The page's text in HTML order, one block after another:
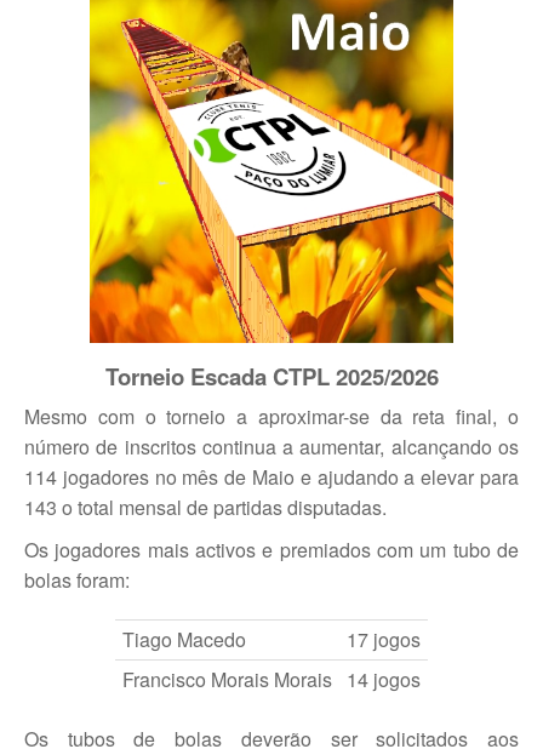
Torneio Escada CTPL 2025/2026
Mesmo com o torneio a aproximar-se da reta final, o
número de inscritos continua a aumentar, alcançando os
114 jogadores no mês de Maio e ajudando a elevar para
143 o total mensal de partidas disputadas.
Os jogadores mais activos e premiados com um tubo de
bolas foram:
Tiago Macedo
17 jogos
Francisco Morais Morais 14 jogos
Os tubos de bolas deverão ser solicitados aos